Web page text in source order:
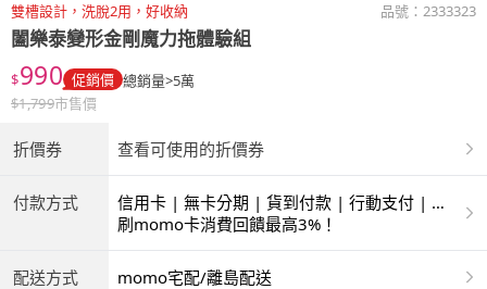
雙槽設計，洗脫2用，好收納 品號： 2333323
闔樂泰變形金剛魔力拖體驗組
$990 促銷價 總銷量>5萬
$1,799市售價
折價券 查看可使用的折價券
付款方式
信用卡 | 無卡分期 | 貨到付款 | 行動支付 | 超
商付款 | ATM | 銀聯卡
刷momo卡消費回饋最高3%！
配送方式 momo宅配/離島配送